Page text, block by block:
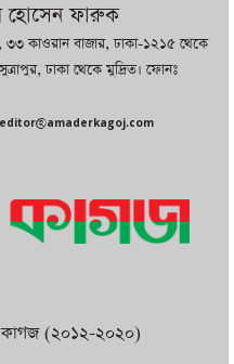
‘আগুন’, ‘এত দাম তো
হোসেন ফারুক
কাওরান বাজার, ঢাকা-১২১৫ থেকে
ঢাকা থেকে মুদ্রিত। ফোনঃ
কাগজ (২০১২-২০২০)